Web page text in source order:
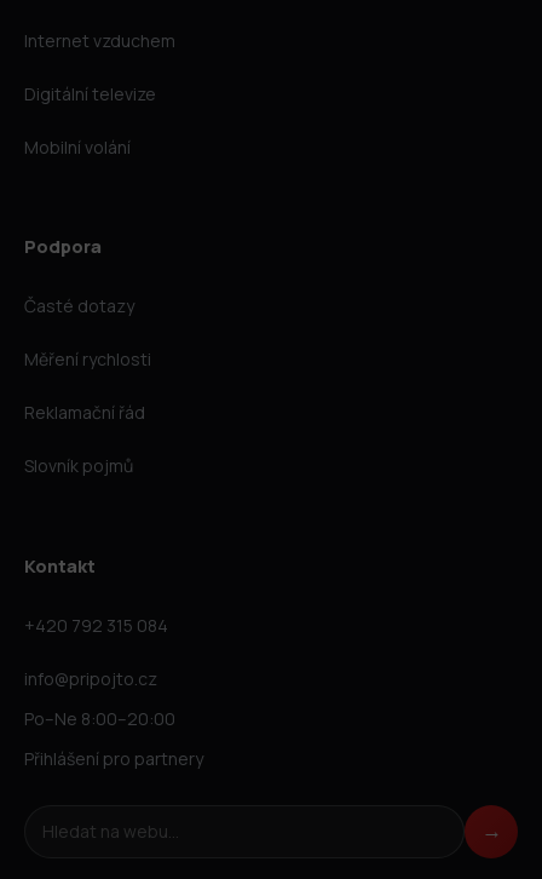
Internet vzduchem
Digitální televize
Mobilní volání
Podpora
Časté dotazy
Měření rychlosti
Reklamační řád
Slovník pojmů
Kontakt
+420 792 315 084
info@pripojto.cz
Po–Ne 8:00–20:00
Přihlášení pro partnery
Hledat na webu →